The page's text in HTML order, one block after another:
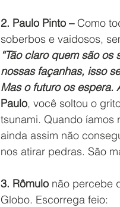
2. Paulo Pinto – Como
soberbos e vaidosos,
“Tão claro quem são
nossas façanhas, isso
Mas o futuro os espera.
Paulo, você soltou o
tsunami. Quando íamos
ainda assim não
nos atirar pedras. São
3. Rômulo não percebe
Globo. Escorrega feio: